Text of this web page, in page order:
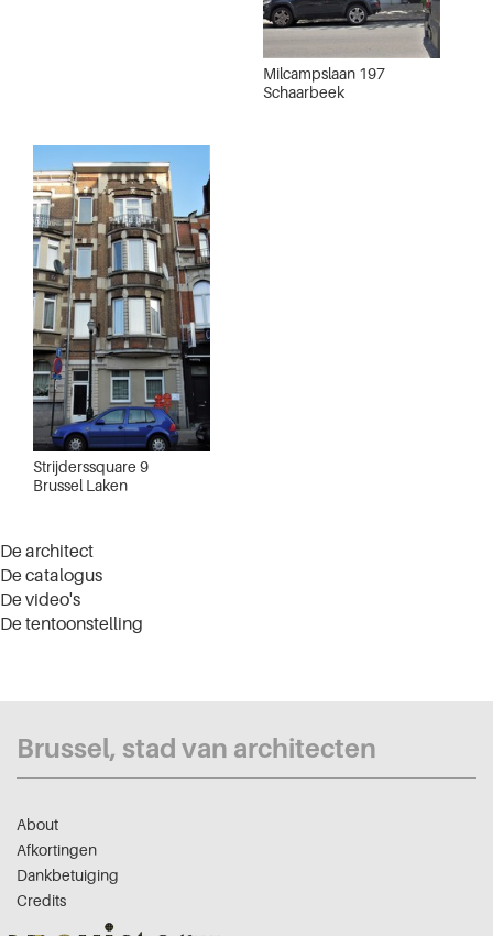
Milcampslaan 197
Schaarbeek
Strijderssquare 9
Brussel Laken
De architect
De catalogus
De video's
De tentoonstelling
Brussel, stad van architecten
About
Afkortingen
Dankbetuiging
Credits